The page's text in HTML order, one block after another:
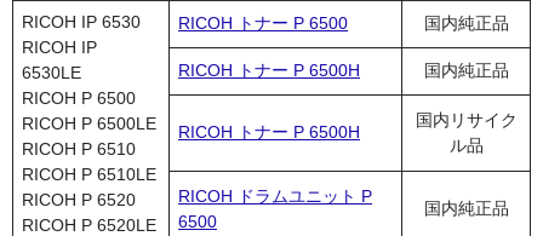
輪転機用インク・マスター
リソー RISO
リコー RICOH
デュプロ duplo
RICOH IP 6530
RICOH IP
6530LE
RICOH P 6500
RICOH P 6500LE
RICOH P 6510
RICOH P 6510LE
RICOH P 6520
RICOH P 6520LE
RICOH トナー P 6500 国内純正品
RICOH トナー P 6500H 国内純正品
RICOH トナー P 6500H
国内リサイク
ル品
RICOH ドラムユニット P
6500
国内純正品